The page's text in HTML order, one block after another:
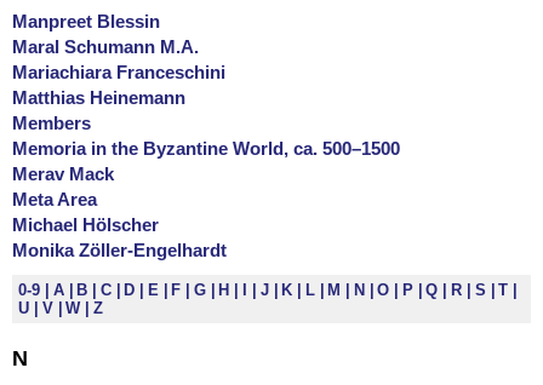
Manpreet Blessin
Maral Schumann M.A.
Mariachiara Franceschini
Matthias Heinemann
Members
Memoria in the Byzantine World, ca. 500–1500
Merav Mack
Meta Area
Michael Hölscher
Monika Zöller-Engelhardt
0-9 A B C D E F G H J K L M N O P Q R S
T
U
V W Z
N